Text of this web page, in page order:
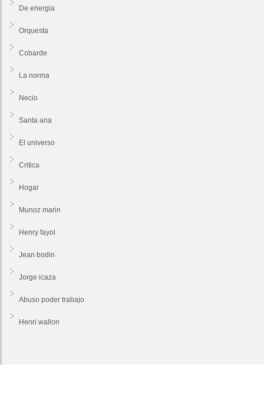
De energia
Orquesta
Cobarde
La norma
Necio
Santa ana
El universo
Critica
Hogar
Munoz marin
Henry fayol
Jean bodin
Jorge icaza
Abuso poder trabajo
Henri wallon